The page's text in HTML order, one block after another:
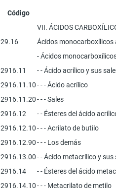
Código
VII. ÁCIDOS
29.16
Ácidos monocarboxílicos
- Ácidos
2916.11
- - Ácido acrílico y sus
2916.11.10- - - Ácido acrílico
2916.11.20- - - Sales
2916.12
- - Ésteres del ácido
2916.12.10- - - Acrilato de butilo
2916.12.90- - - Los demás
2916.13.00- - Ácido metacrílico y sus
2916.14
- - Ésteres del ácido
2916.14.10- - - Metacrilato de metilo